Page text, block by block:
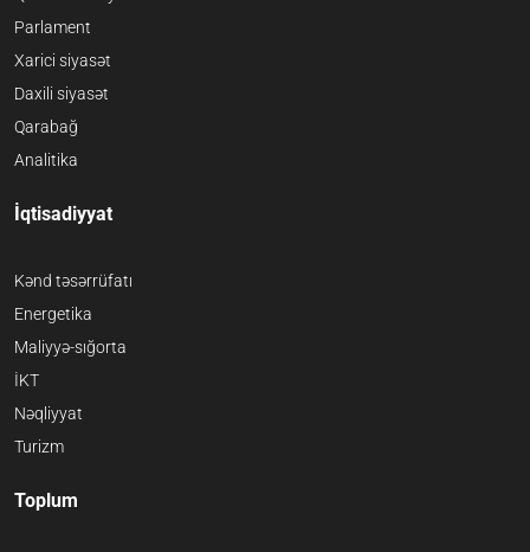
Parlament
Xarici siyasət
Daxili siyasət
Qarabağ
Analitika
İqtisadiyyat
Kənd təsərrüfatı
Energetika
Maliyyə-sığorta
İKT
Nəqliyyat
Turizm
Toplum